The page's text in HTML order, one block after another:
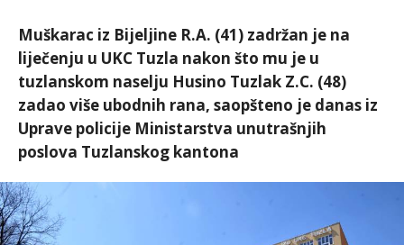
Muškarac iz Bijeljine R.A. (41) zadržan je na
liječenju u UKC Tuzla nakon što mu je u
tuzlanskom naselju Husino Tuzlak Z.C. (48)
zadao više ubodnih rana, saopšteno je danas iz
Uprave policije Ministarstva unutrašnjih
poslova Tuzlanskog kantona